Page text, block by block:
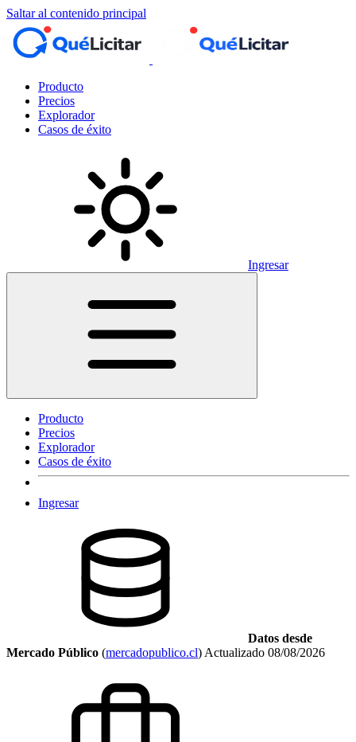
Saltar al contenido principal
Producto
Precios
Explorador
Casos de éxito
Ingresar
Producto
Precios
Explorador
Casos de éxito
Ingresar
Datos desde
Mercado Público (mercadopublico.cl) Actualizado 08/08/2026